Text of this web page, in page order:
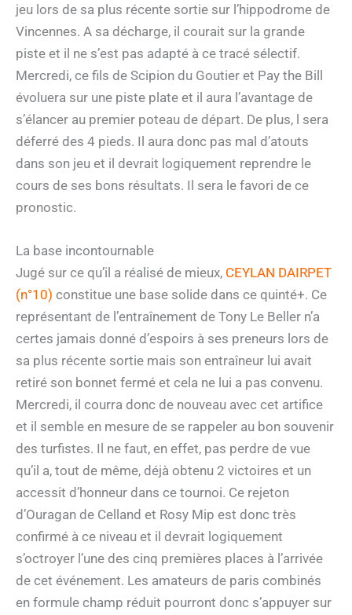
jeu lors de sa plus récente sortie sur l’hippodrome de
Vincennes. A sa décharge, il courait sur la grande
piste et il ne s’est pas adapté à ce tracé sélectif.
Mercredi, ce fils de Scipion du Goutier et Pay the Bill
évoluera sur une piste plate et il aura l’avantage de
s’élancer au premier poteau de départ. De plus, l sera
déferré des 4 pieds. Il aura donc pas mal d’atouts
dans son jeu et il devrait logiquement reprendre le
cours de ses bons résultats. Il sera le favori de ce
pronostic.
La base incontournable
Jugé sur ce qu’il a réalisé de mieux, CEYLAN DAIRPET
(n°10) constitue une base solide dans ce quinté+. Ce
représentant de l’entraînement de Tony Le Beller n’a
certes jamais donné d’espoirs à ses preneurs lors de
sa plus récente sortie mais son entraîneur lui avait
retiré son bonnet fermé et cela ne lui a pas convenu.
Mercredi, il courra donc de nouveau avec cet artifice
et il semble en mesure de se rappeler au bon souvenir
des turfistes. Il ne faut, en effet, pas perdre de vue
qu’il a, tout de même, déjà obtenu 2 victoires et un
accessit d’honneur dans ce tournoi. Ce rejeton
d’Ouragan de Celland et Rosy Mip est donc très
confirmé à ce niveau et il devrait logiquement
s’octroyer l’une des cinq premières places à l’arrivée
de cet événement. Les amateurs de paris combinés
en formule champ réduit pourront donc s’appuyer sur